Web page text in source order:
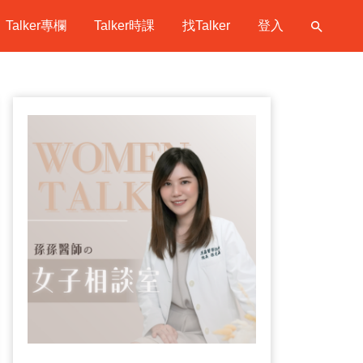
Talker專欄 Talker時課 找Talker 登入